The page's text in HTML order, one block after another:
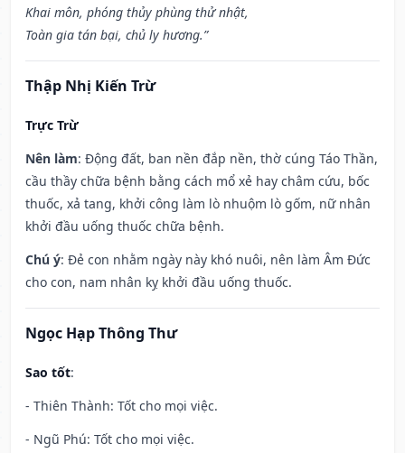
Khai môn, phóng thủy phùng thử nhật,
Toàn gia tán bại, chủ ly hương.”
Thập Nhị Kiến Trừ
Trực Trừ
Nên làm: Động đất, ban nền đắp nền, thờ cúng Táo Thần,
cầu thầy chữa bệnh bằng cách mổ xẻ hay châm cứu, bốc
thuốc, xả tang, khởi công làm lò nhuộm lò gốm, nữ nhân
khởi đầu uống thuốc chữa bệnh.
Chú ý: Đẻ con nhằm ngày này khó nuôi, nên làm Âm Đức
cho con, nam nhân kỵ khởi đầu uống thuốc.
Ngọc Hạp Thông Thư
Sao tốt:
- Thiên Thành: Tốt cho mọi việc.
- Ngũ Phú: Tốt cho mọi việc.